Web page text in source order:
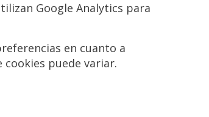
Google Analytics para
en cuanto a
puede variar.